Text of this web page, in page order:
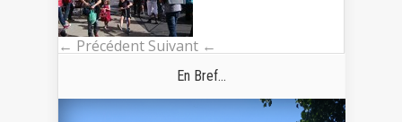
← Précédent Suivant ←
En Bref...